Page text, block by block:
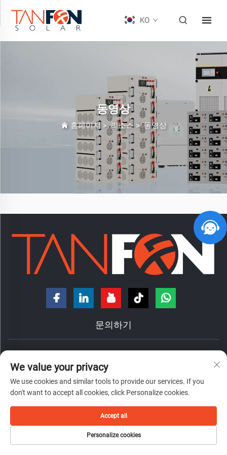
KO
동영상
홈페이지>리소스>동영상
문의하기
+86-18098194312
[email protected]
Copyright © 2026 Foshan Tanfon Energy Technology Co., Ltd.
개인정보
We value your privacy
We use cookies and similar tools to provide our services. If you
don't want to accept all cookies, click Personalize cookies.
Personalize cookies
Accept all